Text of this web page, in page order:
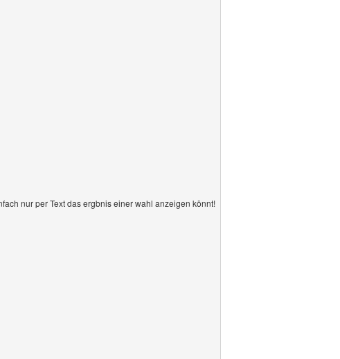
nur per Text das ergbnis einer wahl anzeigen könnt!